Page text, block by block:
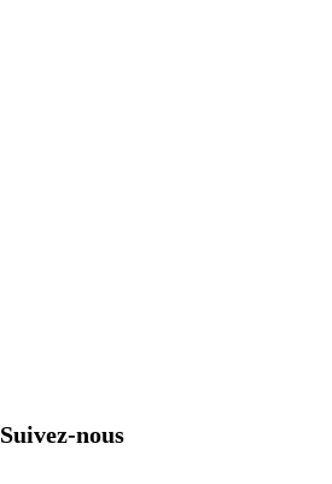
Suivez-nous